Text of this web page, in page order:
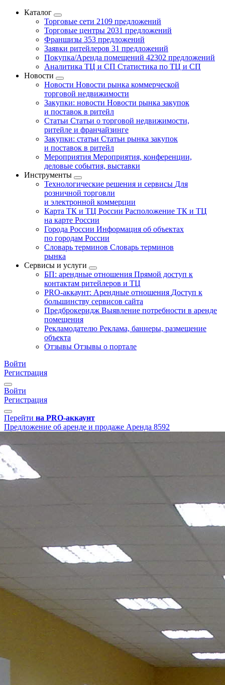
Каталог
Торговые сети 2109 предложений
Торговые центры 2031 предложений
Франшизы 353 предложений
Заявки ритейлеров 31 предложений
Покупка/Аренда помещений 42302 предложений
Аналитика ТЦ и СП Статистика по ТЦ и СП
Новости
Новости Новости рынка коммерческой
торговой недвижимости
Закупки: новости Новости рынка закупок
и поставок в ритейл
Статьи Статьи о торговой недвижимости,
ритейле и франчайзинге
Закупки: статьи Статьи рынка закупок
и поставок в ритейл
Мероприятия Мероприятия, конференции,
деловые события, выставки
Инструменты
Технологические решения и сервисы Для
розничной торговли
и электронной коммерции
Карта ТК и ТЦ России Расположение ТК и ТЦ
на карте России
Города России Информация об объектах
по городам России
Словарь терминов Словарь терминов
рынка
Сервисы и услуги
БП: арендные отношения Прямой доступ к
контактам ритейлеров и ТЦ
PRO-аккаунт: Арендные отношения Доступ к
большинству сервисов сайта
Предброкеридж Выявление потребности в аренде
помещения
Рекламодателю Реклама, баннеры, размещение
объекта
Отзывы Отзывы о портале
Войти
Регистрация
Войти
Регистрация
Перейти на PRO-аккаунт
Предложение об аренде и продаже Аренда 8592